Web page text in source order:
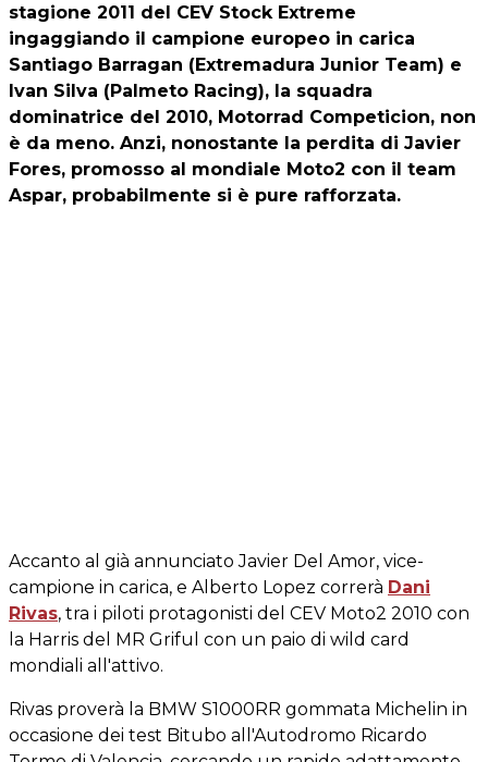
stagione 2011 del CEV Stock Extreme
ingaggiando il campione europeo in carica
Santiago Barragan (Extremadura Junior Team) e
Ivan Silva (Palmeto Racing), la squadra
dominatrice del 2010, Motorrad Competicion, non
è da meno. Anzi, nonostante la perdita di Javier
Fores, promosso al mondiale Moto2 con il team
Aspar, probabilmente si è pure rafforzata.
Accanto al già annunciato Javier Del Amor, vice-
campione in carica, e Alberto Lopez correrà Dani
Rivas, tra i piloti protagonisti del CEV Moto2 2010 con
la Harris del MR Griful con un paio di wild card
mondiali all'attivo.
Rivas proverà la BMW S1000RR gommata Michelin in
occasione dei test Bitubo all'Autodromo Ricardo